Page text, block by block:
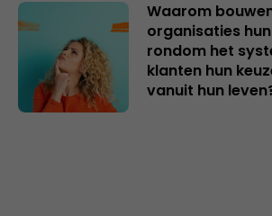
Waarom
organisaties
rondom het
klanten hun
vanuit hun